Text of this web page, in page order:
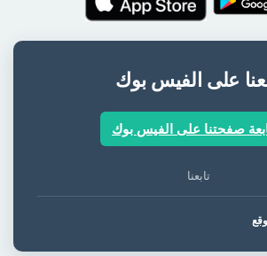
على الفيس بوك
صفحتنا على الفيس بوك
تابعنا